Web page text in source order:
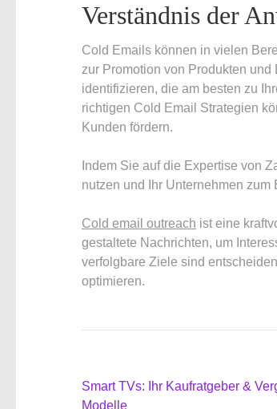
Verständnis der
Cold Emails können in vielen
zur Promotion von Produkten
identifizieren, die am besten zu
richtigen Cold Email Strategien
Kunden fördern.
Indem Sie auf die Expertise von
nutzen und Ihr Unternehmen zum
Cold email outreach ist eine
gestaltete Nachrichten, um
verfolgbare Ziele sind
optimieren.
Beitragsnavigation
Smart TVs: Ihr Kaufratgeber &
Modelle